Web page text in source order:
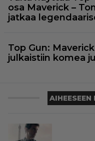
osa Maverick –
jatkaa
Top Gun:
julkaistiin komea